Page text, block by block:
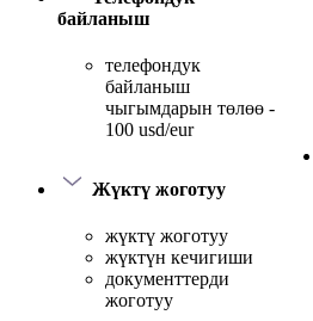
байланыш
телефондук
байланыш
чыгымдарын төлөө -
100 usd/eur
Жүктү жоготуу
жүктү жоготуу
жүктүн кечигиши
документтерди
жоготуу